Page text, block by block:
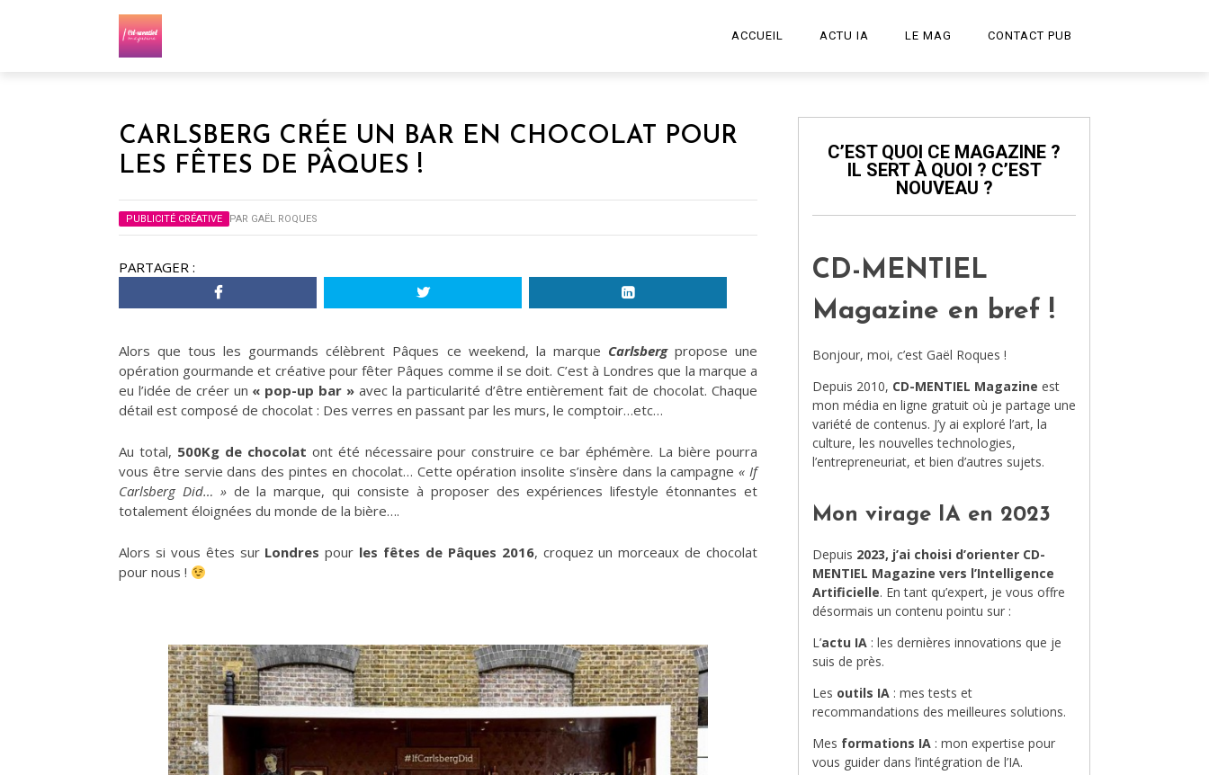
ACCUEIL ACTU IA LE MAG
PUBLICITÉ CRÉATIVE
DESIGN
ART ET CULTURE
ARCHITECTURE
MODE
VOYAGE
ÉQUILIBRE ET ÉVOLUTION
LE MIX DU MOIS
CONTACT PUB
CARLSBERG CRÉE UN BAR EN CHOCOLAT POUR
LES FÊTES DE PÂQUES !
PUBLICITÉ CRÉATIVE PAR GAËL ROQUES
PARTAGER :
Alors que tous les gourmands célèbrent Pâques ce weekend, la marque Carlsbergpropose une
opération gourmande et créative pour fêter Pâques comme il se doit. C’est à Londres que la marque a
eu l’idée de créer un « pop-up bar » avec la particularité d’être entièrement fait de chocolat. Chaque
détail est composé de chocolat : Des verres en passant par les murs, le comptoir…etc…
Au total, 500Kg de chocolat ont été nécessaire pour construire ce bar éphémère. La bière pourra
vous être servie dans des pintes en chocolat… Cette opération insolite s’insère dans la campagne« If
Carlsberg Did… »de la marque, qui consiste à proposer des expériences lifestyle étonnantes et
totalement éloignées du monde de la bière….
Alors si vous êtes sur Londres pour les fêtes de Pâques 2016, croquez un morceaux de chocolat
pour nous !
C’EST QUOI CE MAGAZINE ?
IL SERT À QUOI ? C’EST
NOUVEAU ?
CD-MENTIEL
Magazine en bref !
Bonjour, moi, c’est Gaël Roques !
Depuis 2010, CD-MENTIEL Magazine est
mon média en ligne gratuit où je partage une
variété de contenus. J’y ai exploré l’art, la
culture, les nouvelles technologies,
l’entrepreneuriat, et bien d’autres sujets.
Mon virage IA en 2023
Depuis 2023, j’ai choisi d’orienter CD-
MENTIEL Magazine vers l’Intelligence
Artificielle. En tant qu’expert, je vous offre
désormais un contenu pointu sur :
L’actu IA : les dernières innovations que je
suis de près.
Les outils IA : mes tests et
recommandations des meilleures solutions.
Mes formations IA : mon expertise pour
vous guider dans l’intégration de l’IA.